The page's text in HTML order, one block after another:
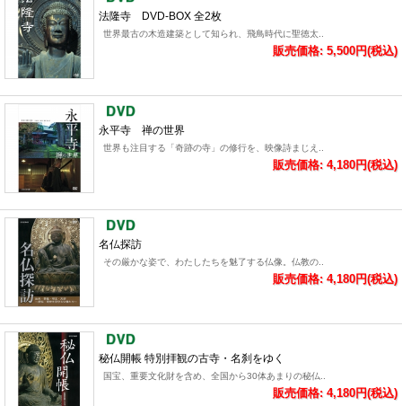
法隆寺 DVD-BOX 全2枚
世界最古の木造建築として知られ、飛鳥時代に聖徳太..
販売価格: 5,500円(税込)
永平寺 禅の世界
世界も注目する「奇跡の寺」の修行を、映像詩まじえ..
販売価格: 4,180円(税込)
名仏探訪
その厳かな姿で、わたしたちを魅了する仏像。仏教の..
販売価格: 4,180円(税込)
秘仏開帳 特別拝観の古寺・名刹をゆく
国宝、重要文化財を含め、全国から30体あまりの秘仏..
販売価格: 4,180円(税込)